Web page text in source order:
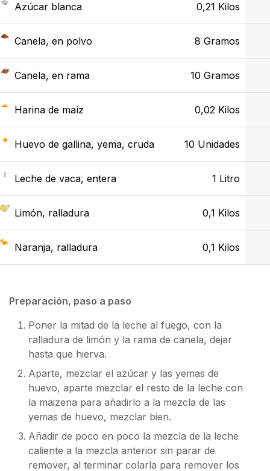
Azúcar blanca 0,21 Kilos
Canela, en polvo 8 Gramos
Canela, en rama 10 Gramos
Harina de maíz 0,02 Kilos
Huevo de gallina, yema, cruda 10 Unidades
Leche de vaca, entera 1 Litro
Limón, ralladura 0,1 Kilos
Naranja, ralladura 0,1 Kilos
Preparación, paso a paso
Poner la mitad de la leche al fuego, con la
ralladura de limón y la rama de canela, dejar
hasta que hierva.
Aparte, mezclar el azúcar y las yemas de
huevo, aparte mezclar el resto de la leche con
la maizena para añadirlo a la mezcla de las
yemas de huevo, mezclar bien.
Añadir de poco en poco la mezcla de la leche
caliente a la mezcla anterior sin parar de
remover, al terminar colarla para remover los